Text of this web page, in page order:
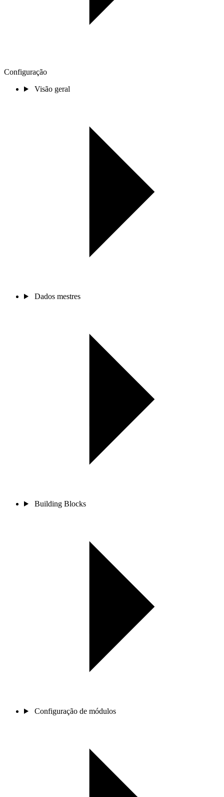
Configuração
Visão geral
Dados mestres
Building Blocks
Configuração de módulos